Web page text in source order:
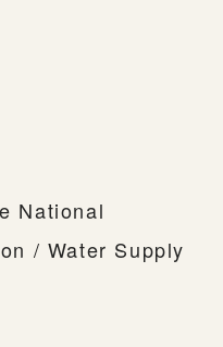
National
/ Water Supply